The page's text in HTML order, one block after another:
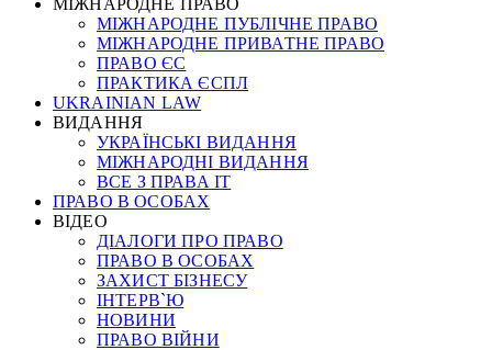
МІЖНАРОДНЕ ПРАВО
МІЖНАРОДНЕ ПУБЛІЧНЕ ПРАВО
МІЖНАРОДНЕ ПРИВАТНЕ ПРАВО
ПРАВО ЄС
ПРАКТИКА ЄСПЛ
UKRAINIAN LAW
ВИДАННЯ
УКРАЇНСЬКІ ВИДАННЯ
МІЖНАРОДНІ ВИДАННЯ
ВСЕ З ПРАВА ІТ
ПРАВО В ОСОБАХ
ВІДЕО
ДІАЛОГИ ПРО ПРАВО
ПРАВО В ОСОБАХ
ЗАХИСТ БІЗНЕСУ
ІНТЕРВ`Ю
НОВИНИ
ПРАВО ВІЙНИ